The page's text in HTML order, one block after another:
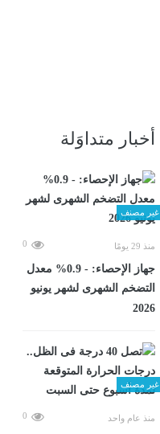
أخبار متداوَلة
غير مصنف
منذ 29 يومًا 0
جهاز الإحصاء: - 0.9% معدل
التضخم الشهرى لشهر يونيو
2026
غير مصنف
منذ عام واحد 0